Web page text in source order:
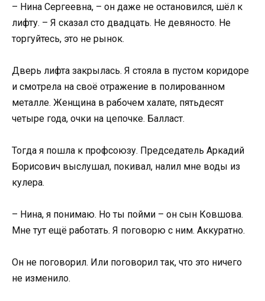
– Нина Сергеевна, – он даже не остановился, шёл к
лифту. – Я сказал сто двадцать. Не девяносто. Не
торгуйтесь, это не рынок.
Дверь лифта закрылась. Я стояла в пустом коридоре
и смотрела на своё отражение в полированном
металле. Женщина в рабочем халате, пятьдесят
четыре года, очки на цепочке. Балласт.
Тогда я пошла к профсоюзу. Председатель Аркадий
Борисович выслушал, покивал, налил мне воды из
кулера.
– Нина, я понимаю. Но ты пойми – он сын Ковшова.
Мне тут ещё работать. Я поговорю с ним. Аккуратно.
Он не поговорил. Или поговорил так, что это ничего
не изменило.